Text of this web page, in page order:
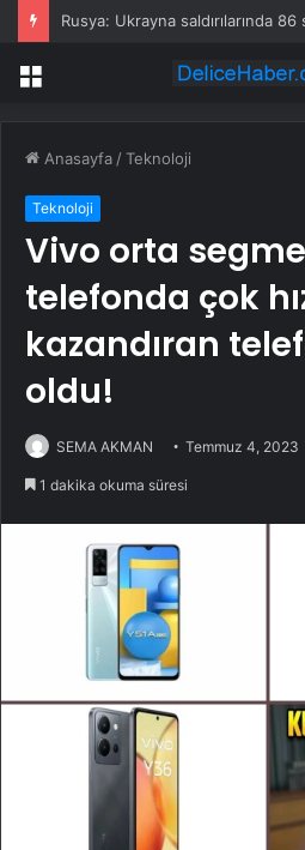
Rusya: Ukrayna saldırılarında 86
Menü
Anasayfa /Teknoloji
Teknoloji
Vivo orta
telefonda çok
kazandıran
oldu!
SEMA AKMAN Temmuz 4, 2023
1 dakika okuma süresi